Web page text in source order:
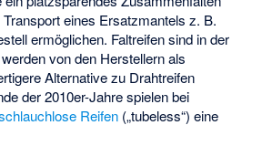
eines Ersatzmantels z. B.
ermöglichen. Faltreifen sind in der
von den Herstellern als
Alternative zu Drahtreifen
der 2010er-Jahre spielen bei
Reifen („tubeless“) eine